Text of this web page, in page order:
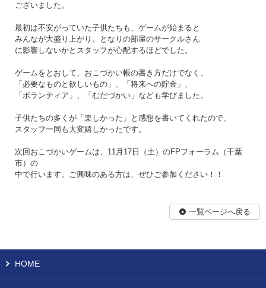
ございました。
最初は不安がっていた子供たちも、ゲームが始まると
みんなが大盛り上がり。となりの部屋のサークルさん
に影響しないかとスタッフが心配するほどでした。
ゲームをとおして、おこづかい帳の書き方だけでなく、
「必要なものと欲しいもの」、「将来への貯金」、
「ボランティア」、「むだづかい」なども学びました。
子供たちの多くが「楽しかった」と感想を書いてくれたので、
スタッフ一同も大変嬉しかったです。
次回おこづかいゲームは、11月17日（土）のFPフォーラム（千葉
市）の
中で行います。ご興味のある方は、ぜひご参加ください！！
一覧ページへ戻る
HOME